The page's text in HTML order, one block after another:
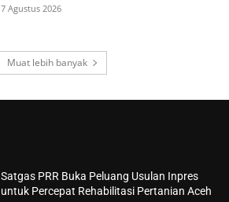
7 Agustus 2026
Muat lebih banyak
Satgas PRR Buka Peluang Usulan Inpres
untuk Percepat Rehabilitasi Pertanian Aceh